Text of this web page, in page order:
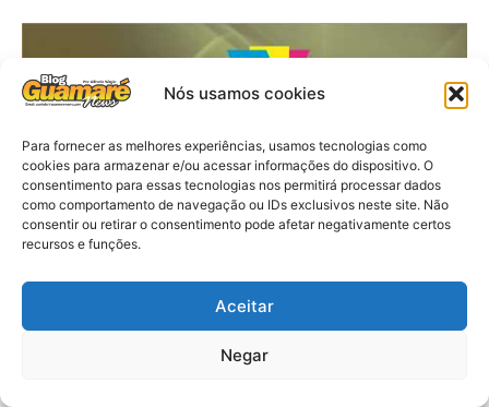
Nós usamos cookies
Para fornecer as melhores experiências, usamos tecnologias como
cookies para armazenar e/ou acessar informações do dispositivo. O
consentimento para essas tecnologias nos permitirá processar dados
como comportamento de navegação ou IDs exclusivos neste site. Não
consentir ou retirar o consentimento pode afetar negativamente certos
recursos e funções.
Aceitar
Negar